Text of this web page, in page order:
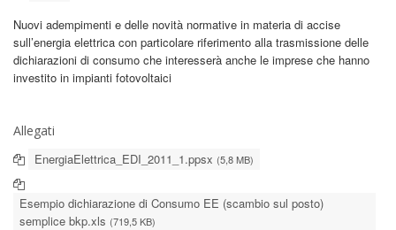
Nuovi adempimenti e delle novità normative in materia di accise
sull’energia elettrica con particolare riferimento alla trasmissione delle
dichiarazioni di consumo che interesserà anche le imprese che hanno
investito in impianti fotovoltaici
Allegati
EnergiaElettrica_EDI_2011_1.ppsx (5,8 MB)
Esempio dichiarazione di Consumo EE (scambio sul posto)
semplice bkp.xls (719,5 KB)